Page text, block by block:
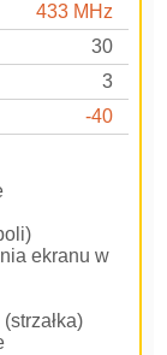
433 MHz
30
3
-40
ekranu w